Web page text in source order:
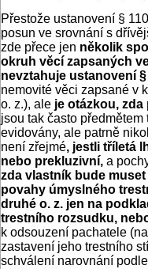
Přestože ustanovení §
posun ve srovnání s
zde přece jen několik
okruh věcí zapsaných
nevztahuje ustanovení §
nemovité věci zapsané v
o. z.), ale je otázkou,
jsou tak často
evidovány, ale patrně
není zřejmé, jestli tříletá
nebo prekluzivní, a
zda vlastník bude
povahy úmyslného
druhé o. z. jen na
trestního rozsudku,
k odsouzení pachatele
zastavení jeho trestního
schválení narovnání podle